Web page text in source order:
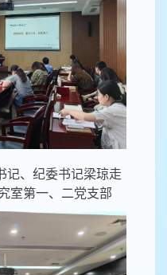
记、纪委书记梁琼走
室第一、二党支部